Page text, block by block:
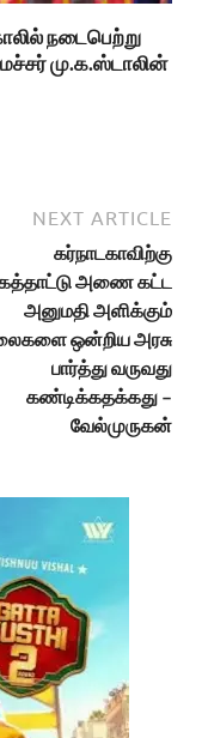
நடைபெற்று
மு.க.ஸ்டாலின்
NEXT ARTICLE
கர்நாடகாவிற்கு
அணை கட்ட
அனுமதி அளிக்கும்
ஒன்றிய அரசு
பார்த்து வருவது
கண்டிக்கதக்கது –
வேல்முருகன்